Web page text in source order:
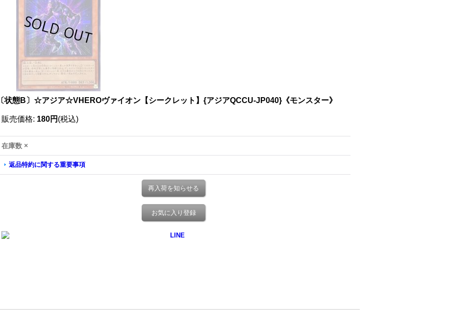
〔状態B〕☆アジア☆VHEROヴァイオン【シークレット】{アジアQCCU-JP040}《モンスター》
販売価格: 180円 (税込)
在庫数 ×
返品特約に関する重要事項
再入荷を知らせる
お気に入り登録